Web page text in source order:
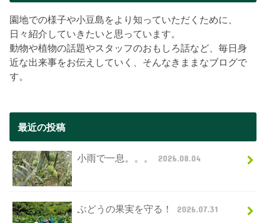
園地での様子や小豆島をより知っていただくために、
日々紹介していきたいと思っています。
動物や植物の話題やスタッフのおもしろ話など、毎日身
近な出来事をお伝えしていく、そんなきままなブログで
す。
最近の投稿
小雨で一息。。。 2026.08.04
ぶどうの果実を守る！ 2026.07.31